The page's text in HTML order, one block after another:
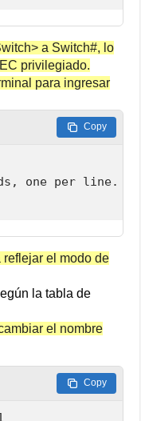
a Switch#, lo
privilegiado.
para ingresar
Copy
one per line.
reflejar el modo de
la tabla de
el nombre
Copy